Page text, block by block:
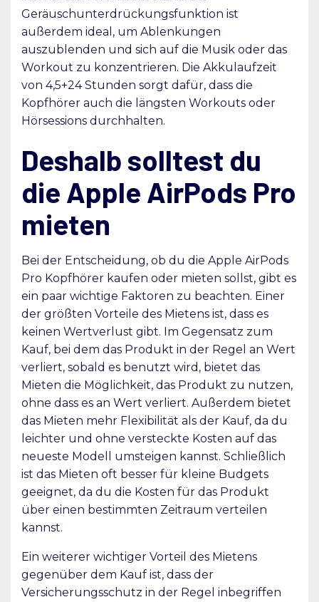
Geräuschunterdrückungsfunktion ist
außerdem ideal, um Ablenkungen
auszublenden und sich auf die Musik oder das
Workout zu konzentrieren. Die Akkulaufzeit
von 4,5+24 Stunden sorgt dafür, dass die
Kopfhörer auch die längsten Workouts oder
Hörsessions durchhalten.
Deshalb solltest du
die Apple AirPods Pro
mieten
Bei der Entscheidung, ob du die Apple AirPods
Pro Kopfhörer kaufen oder mieten sollst, gibt es
ein paar wichtige Faktoren zu beachten. Einer
der größten Vorteile des Mietens ist, dass es
keinen Wertverlust gibt. Im Gegensatz zum
Kauf, bei dem das Produkt in der Regel an Wert
verliert, sobald es benutzt wird, bietet das
Mieten die Möglichkeit, das Produkt zu nutzen,
ohne dass es an Wert verliert. Außerdem bietet
das Mieten mehr Flexibilität als der Kauf, da du
leichter und ohne versteckte Kosten auf das
neueste Modell umsteigen kannst. Schließlich
ist das Mieten oft besser für kleine Budgets
geeignet, da du die Kosten für das Produkt
über einen bestimmten Zeitraum verteilen
kannst.
Ein weiterer wichtiger Vorteil des Mietens
gegenüber dem Kauf ist, dass der
Versicherungsschutz in der Regel inbegriffen